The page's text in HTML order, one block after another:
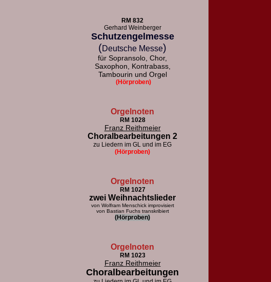
RM 832
Gerhard Weinberger
Schutzengelmesse
(Deutsche Messe)
für Sopransolo, Chor,
Saxophon, Kontrabass,
Tambourin und Orgel
(Hörproben)
Orgelnoten
RM 1028
Franz Reithmeier
Choralbearbeitungen 2
zu Liedern im GL und im EG
(Hörproben)
Orgelnoten
RM 1027
zwei Weihnachtslieder
von Wolfram Menschick improvisiert
von Bastian Fuchs transkribiert
(Hörproben)
Orgelnoten
RM 1023
Franz Reithmeier
Choralbearbeitungen